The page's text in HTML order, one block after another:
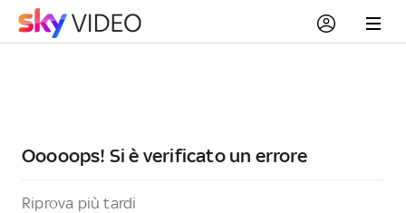
Ooooops! Si è verificato un errore
Riprova più tardi